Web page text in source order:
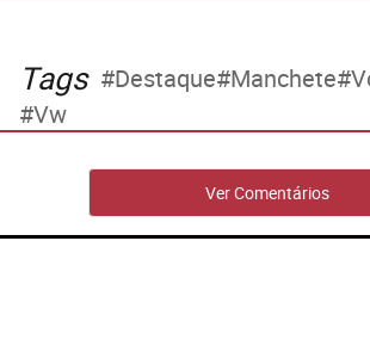
Tags Destaque Manchete
Vw
Ver Comentários